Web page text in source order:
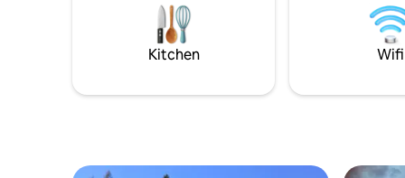
garden hut ("Villa Seen-Sucht"), our
guests can use everything...so it's more
fun for all of us. A special place!
Dellach
unserem Haus. Für
40 %
Kitchen Wifi